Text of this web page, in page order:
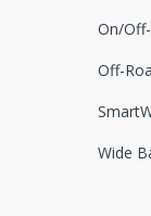
On/
Off-
Wide